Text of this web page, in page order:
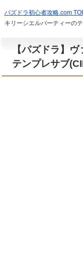
パズドラ初心者攻略.com
キリーシエルパーティーの
【パズドラ】ヴ
テンプレサブ